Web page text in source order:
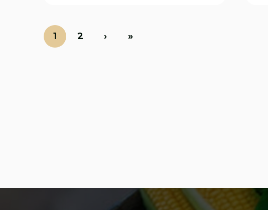
Текущая
1 Страница
2
Следующая
›
Последняя
»